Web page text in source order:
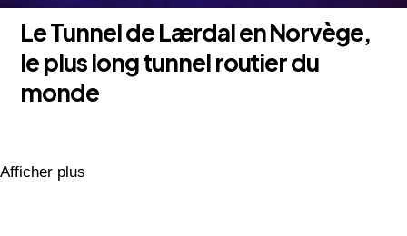
Le Tunnel de Lærdal en Norvège,
le plus long tunnel routier du
monde
Afficher plus